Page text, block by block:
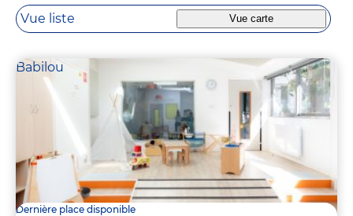
Vue liste Vue carte
Babilou
Dernière place disponible